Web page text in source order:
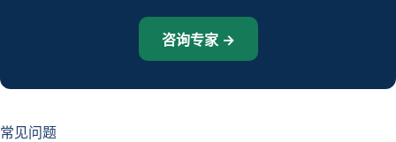
咨询专家 →
常见问题